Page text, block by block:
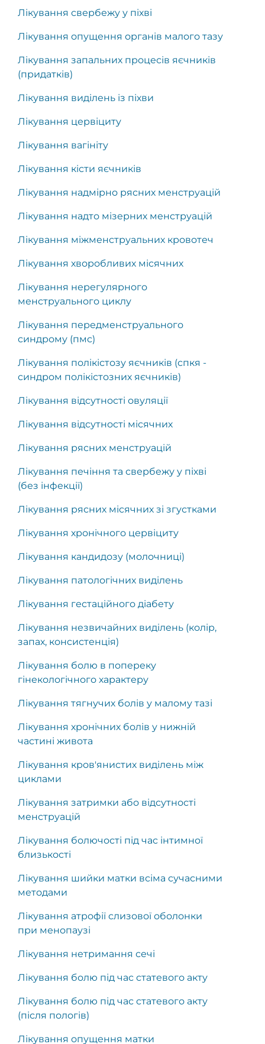
Лікування свербежу у піхві
Лікування опущення органів малого тазу
Лікування запальних процесів яєчників
(придатків)
Лікування виділень із піхви
Лікування цервіциту
Лікування вагініту
Лікування кісти яєчників
Лікування надмірно рясних менструацій
Лікування надто мізерних менструацій
Лікування міжменструальних кровотеч
Лікування хворобливих місячних
Лікування нерегулярного
менструального циклу
Лікування передменструального
синдрому (пмс)
Лікування полікістозу яєчників (спкя -
синдром полікістозних яєчників)
Лікування відсутності овуляції
Лікування відсутності місячних
Лікування рясних менструацій
Лікування печіння та свербежу у піхві
(без інфекції)
Лікування рясних місячних зі згустками
Лікування хронічного цервіциту
Лікування кандидозу (молочниці)
Лікування патологічних виділень
Лікування гестаційного діабету
Лікування незвичайних виділень (колір,
запах, консистенція)
Лікування болю в попереку
гінекологічного характеру
Лікування тягнучих болів у малому тазі
Лікування хронічних болів у нижній
частині живота
Лікування кров'янистих виділень між
циклами
Лікування затримки або відсутності
менструацій
Лікування болючості під час інтимної
близькості
Лікування шийки матки всіма сучасними
методами
Лікування атрофії слизової оболонки
при менопаузі
Лікування нетримання сечі
Лікування болю під час статевого акту
Лікування болю під час статевого акту
(після пологів)
Лікування опущення матки